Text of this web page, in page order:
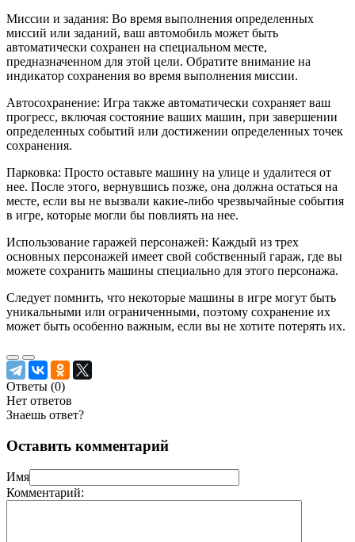
Миссии и задания: Во время выполнения определенных
миссий или заданий, ваш автомобиль может быть
автоматически сохранен на специальном месте,
предназначенном для этой цели. Обратите внимание на
индикатор сохранения во время выполнения миссии.
Автосохранение: Игра также автоматически сохраняет ваш
прогресс, включая состояние ваших машин, при завершении
определенных событий или достижении определенных точек
сохранения.
Парковка: Просто оставьте машину на улице и удалитеся от
нее. После этого, вернувшись позже, она должна остаться на
месте, если вы не вызвали какие-либо чрезвычайные события
в игре, которые могли бы повлиять на нее.
Использование гаражей персонажей: Каждый из трех
основных персонажей имеет свой собственный гараж, где вы
можете сохранить машины специально для этого персонажа.
Следует помнить, что некоторые машины в игре могут быть
уникальными или ограниченными, поэтому сохранение их
может быть особенно важным, если вы не хотите потерять их.
Ответы (0)
Нет ответов
Знаешь ответ?
Оставить комментарий
Имя
Комментарий: